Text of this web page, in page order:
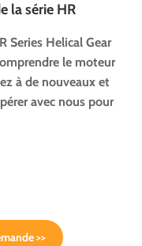
la série HR
Series Helical Gear
le moteur
à de nouveaux et
avec nous pour
>>